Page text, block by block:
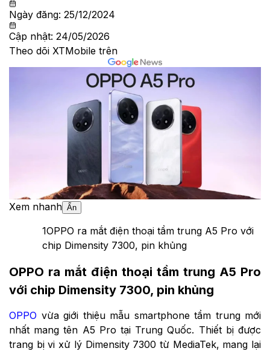
Ngày đăng: 25/12/2024
Cập nhật: 24/05/2026
Theo dõi XTMobile trên
Xem nhanh Ẩn
1OPPO ra mắt điện thoại tầm trung A5 Pro với
chip Dimensity 7300, pin khủng
OPPO ra mắt điện thoại tầm trung A5 Pro
với chip Dimensity 7300, pin khủng
OPPO vừa giới thiệu mẫu smartphone tầm trung mới
nhất mang tên A5 Pro tại Trung Quốc. Thiết bị được
trang bị vi xử lý Dimensity 7300 từ MediaTek, mang lại